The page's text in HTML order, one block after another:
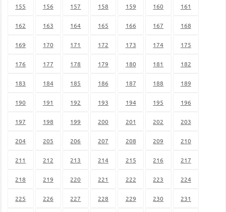
155 156 157 158 159 160 161
162 163 164 165 166 167 168
169 170 171 172 173 174 175
176 177 178 179 180 181 182
183 184 185 186 187 188 189
190 191 192 193 194 195 196
197 198 199 200 201 202 203
204 205 206 207 208 209 210
211 212 213 214 215 216 217
218 219 220 221 222 223 224
225 226 227 228 229 230 231